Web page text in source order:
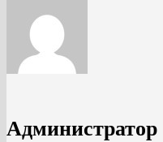
Администратор